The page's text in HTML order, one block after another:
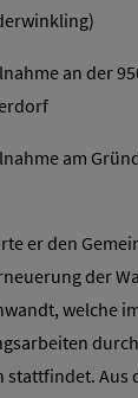
an der
am
er den
der
welche
stattfindet. Aus